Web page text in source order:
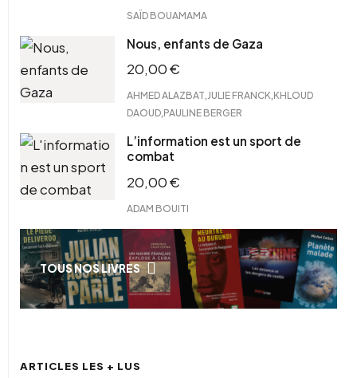
SAÏD BOUAMAMA
Nous, enfants de Gaza
20,00€
AHMED ALAZBAT JULIE FRANCK KHLOUD
DAOUD PAULINE BERGER
L’information est un sport de
combat
20,00€
ADAM BOUITI
TOUS NOS LIVRES
ARTICLES LES + LUS